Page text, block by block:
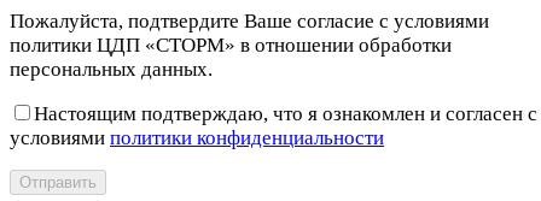
Пожалуйста, подтвердите Ваше согласие с условиями
политики ЦДП «СТОРМ» в отношении обработки
персональных данных.
Настоящим подтверждаю, что я ознакомлен и согласен с
условиями политики конфиденциальности
Отправить